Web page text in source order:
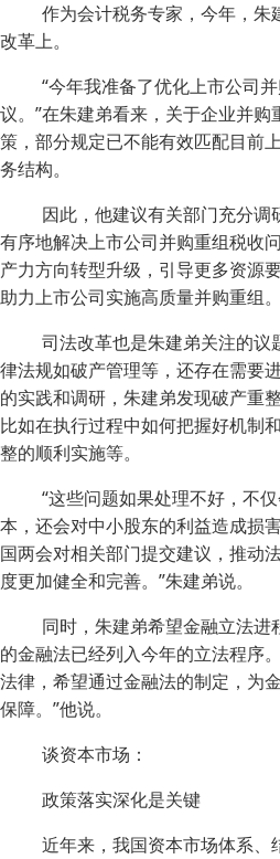
作为会计税务专家，今年，朱
改革上。
“今年我准备了优化上市公司
议。”在朱建弟看来，关于企业并
策，部分规定已不能有效匹配目前
务结构。
因此，他建议有关部门充分
有序地解决上市公司并购重组税收
产力方向转型升级，引导更多资源
助力上市公司实施高质量并购重组。
司法改革也是朱建弟关注的
律法规如破产管理等，还存在需要
的实践和调研，朱建弟发现破产重
比如在执行过程中如何把握好机制
整的顺利实施等。
“这些问题如果处理不好，不
本，还会对中小股东的利益造成损
国两会对相关部门提交建议，推动
度更加健全和完善。”朱建弟说。
同时，朱建弟希望金融立法进
的金融法已经列入今年的立法程序
法律，希望通过金融法的制定，为
保障。”他说。
谈资本市场：
政策落实深化是关键
近年来，我国资本市场体系、